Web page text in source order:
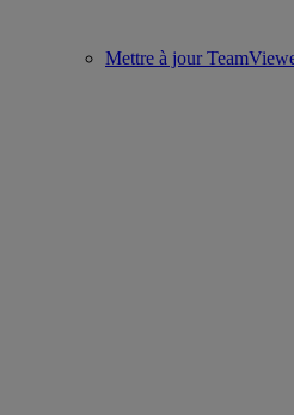
Mettre à jour